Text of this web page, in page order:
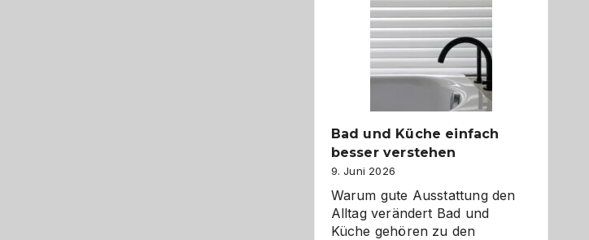
Bad und Küche einfach
besser verstehen
9. Juni 2026
Warum gute Ausstattung den
Alltag verändert Bad und
Küche gehören zu den